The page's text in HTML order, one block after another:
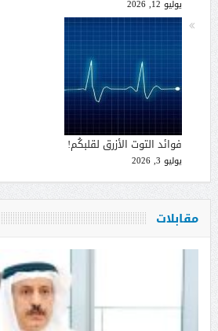
يوليو 12, 2026
فوائد التوت الأزرق لقلبكُم!
يوليو 3, 2026
مقابلات